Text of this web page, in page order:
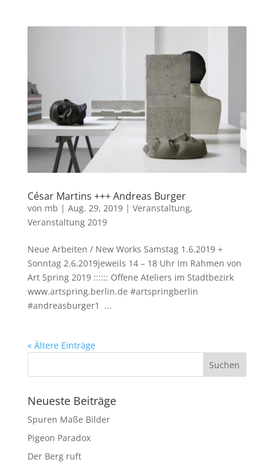
César Martins +++ Andreas Burger
von mb | Aug. 29, 2019| Veranstaltung,
Veranstaltung 2019
Neue Arbeiten / New Works Samstag 1.6.2019 +
Sonntag 2.6.2019jeweils 14 – 18 Uhr Im Rahmen von
Art Spring 2019 :::::: Offene Ateliers im Stadtbezirk
www.artspring.berlin.de #artspringberlin
#andreasburger1 ...
« Ältere Einträge
Neueste Beiträge
Spuren Maße Bilder
Pigeon Paradox
Der Berg ruft